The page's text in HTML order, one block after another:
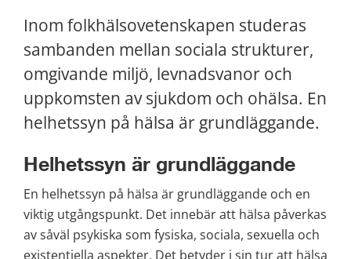
Inom folkhälsovetenskapen studeras
sambanden mellan sociala strukturer,
omgivande miljö, levnadsvanor och
uppkomsten av sjukdom och ohälsa. En
helhetssyn på hälsa är grundläggande.
Helhetssyn är grundläggande
En helhetssyn på hälsa är grundläggande och en
viktig utgångspunkt. Det innebär att hälsa påverkas
av såväl psykiska som fysiska, sociala, sexuella och
existentiella aspekter. Det betyder i sin tur att hälsa